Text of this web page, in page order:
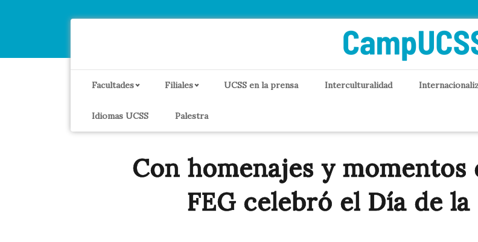
Facultades Filiales UCSS en la prensa Interculturalidad
Idiomas UCSS Palestra
Con homenajes y
FEG celebró el Día de la